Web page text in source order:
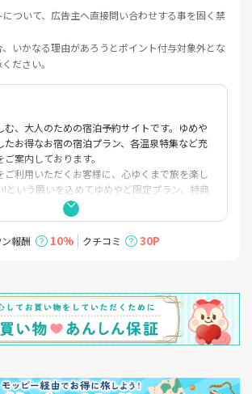
ついて、広告主へ直接問い合わせする事を固く禁
いかなる理由があろうとポイント付与対象外とな
ださい。
む、大人のための宿泊予約サイトです。ゆめや
たお得なお宿の宿泊プラン、各温泉特集など充
案内しております。
ご利用いただくお客様に、心ゆくまで旅を楽し
!という願いを込めてゆめやど限定プラン、特典
しております。
報酬 10% クチコミ 30P